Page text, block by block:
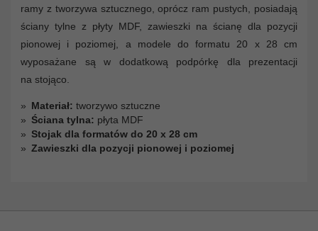
ramy z tworzywa sztucznego, oprócz ram pustych, posiadają
ściany tylne z płyty MDF, zawieszki na ścianę dla pozycji
pionowej i poziomej, a modele do formatu 20 x 28 cm
wyposażane są w dodatkową podpórkę dla prezentacji
na stojąco.
Materiał: tworzywo sztuczne
Ściana tylna: płyta MDF
Stojak dla formatów do 20 x 28 cm
Zawieszki dla pozycji pionowej i poziomej